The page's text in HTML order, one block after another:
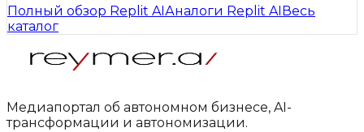
Полный обзор Replit AIАналоги Replit AIВесь
каталог
Медиапортал об автономном бизнесе, AI-
трансформации и автономизации.